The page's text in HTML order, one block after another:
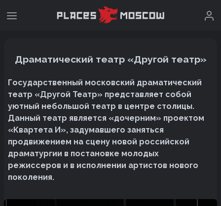
Драматический театр «Другой театр»
Государственный московский драматический
театр «Другой Театр» представляет собой
уютный небольшой театр в центре столицы.
Данный театр является «дочерним» проектом
«Квартета И», задумавшего заняться
продвижением на сцену новой российской
драматургии в постановке молодых
режиссеров и в исполнении артистов нового
поколения.